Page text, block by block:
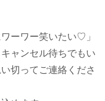
ーワー笑いたい♡」
ャンセル待ちでもい
切ってご連絡くださ